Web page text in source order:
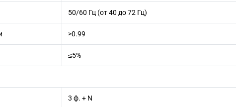
50/60 Гц (от 40 до 72 Гц)
>0.99
≤5%
3 ф. + N